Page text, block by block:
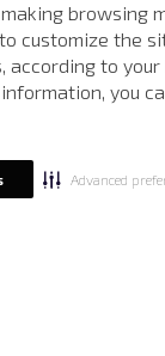
browsing
customize the
according to
you
Advanced